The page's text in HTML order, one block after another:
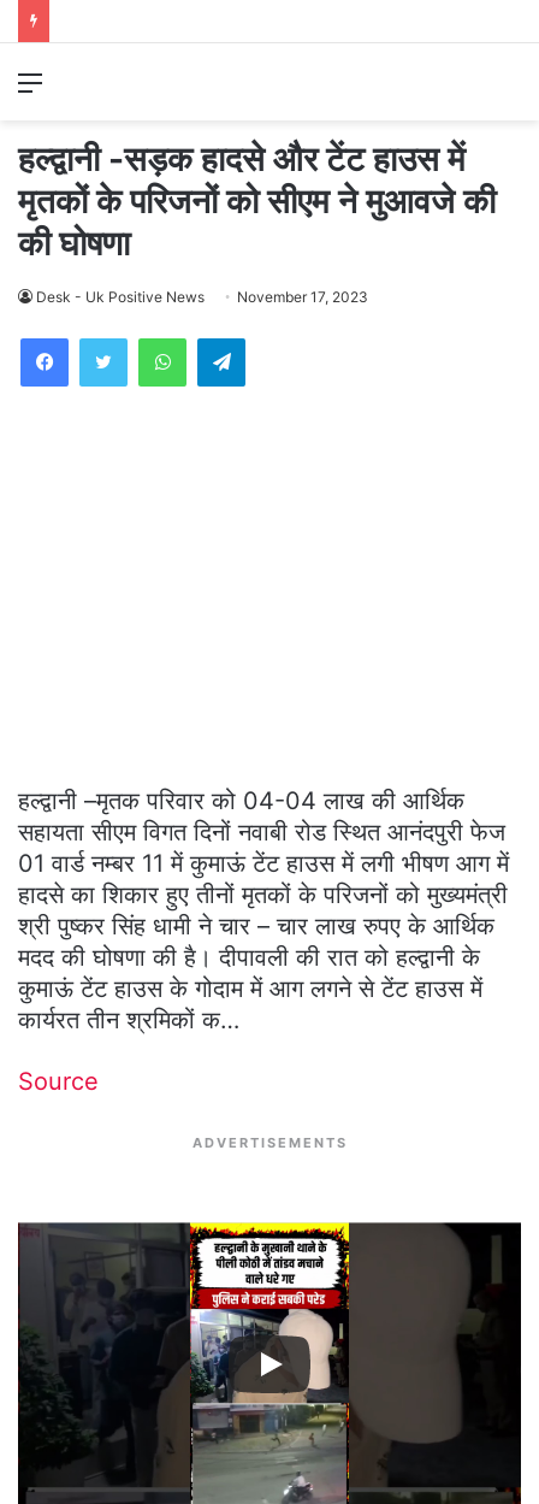
Menu
हल्द्वानी -सड़क हादसे और टेंट हाउस में
मृतकों के परिजनों को सीएम ने मुआवजे की
की घोषणा
Desk - Uk Positive News November 17, 2023
WhatsAppTelegram
हल्द्वानी –मृतक परिवार को 04-04 लाख की आर्थिक
सहायता सीएम विगत दिनों नवाबी रोड स्थित आनंदपुरी फेज
01 वार्ड नम्बर 11 में कुमाऊं टेंट हाउस में लगी भीषण आग में
हादसे का शिकार हुए तीनों मृतकों के परिजनों को मुख्यमंत्री
श्री पुष्कर सिंह धामी ने चार – चार लाख रुपए के आर्थिक
मदद की घोषणा की है। दीपावली की रात को हल्द्वानी के
कुमाऊं टेंट हाउस के गोदाम में आग लगने से टेंट हाउस में
कार्यरत तीन श्रमिकों क…
Source
ADVERTISEMENTS